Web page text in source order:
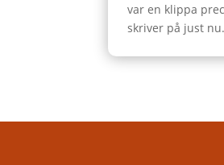
var en klippa
skriver på just nu.